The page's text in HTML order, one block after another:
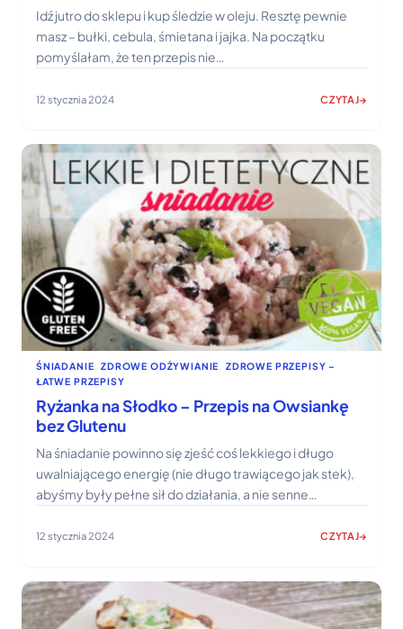
Idź jutro do sklepu i kup śledzie w oleju. Resztę pewnie
masz – bułki, cebula, śmietana i jajka. Na początku
pomyślałam, że ten przepis nie…
12 stycznia 2024 CZYTAJ
:
W
BUŁCE
ZE
ŚLEDZIEM
ŚNIADANIE
W
25
MINUT
ŚNIADANIE , ZDROWE ODŻYWIANIE
ZDROWE PRZEPISY –
ŁATWE PRZEPISY
Ryżanka na Słodko – Przepis na Owsiankę
bez Glutenu
Na śniadanie powinno się zjeść coś lekkiego i długo
uwalniającego energię (nie długo trawiącego jak stek),
abyśmy były pełne sił do działania, a nie senne…
12 stycznia 2024 CZYTAJ
:
SŁODKO
–